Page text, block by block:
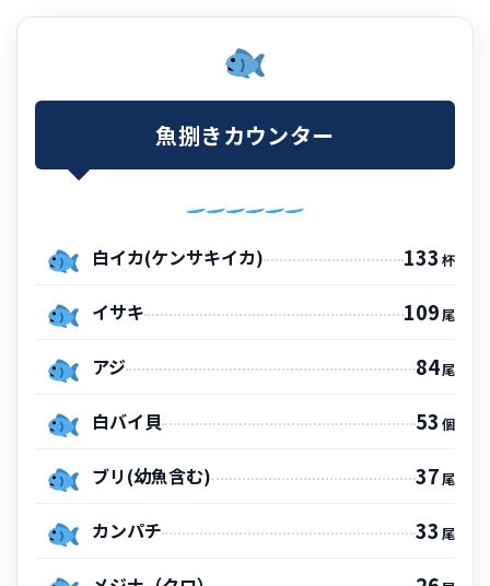
魚捌きカウンター
白イカ(ケンサキイカ) 133 杯
イサキ 109尾
アジ 84尾
白バイ貝 53 個
ブリ(幼魚含む) 37尾
カンパチ 33 尾